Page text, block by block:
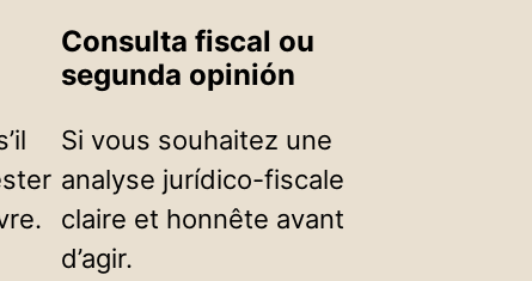
Consulta fiscal ou
segunda opinión
Si vous souhaitez une
analyse jurídico-fiscale
claire et honnête avant
d’agir.